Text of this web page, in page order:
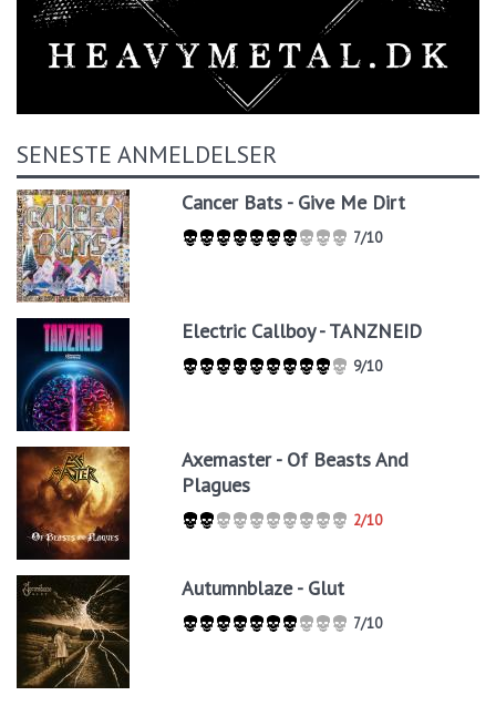
SENESTE ANMELDELSER
Cancer Bats - Give Me Dirt
7/10
Electric Callboy - TANZNEID
9/10
Axemaster - Of Beasts And
Plagues
2/10
Autumnblaze - Glut
7/10